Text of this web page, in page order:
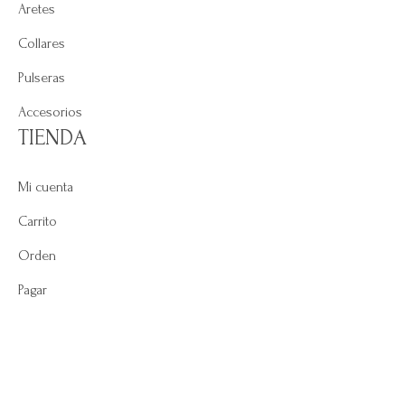
Aretes
Collares
Pulseras
Accesorios
TIENDA
Mi cuenta
Carrito
Orden
Pagar